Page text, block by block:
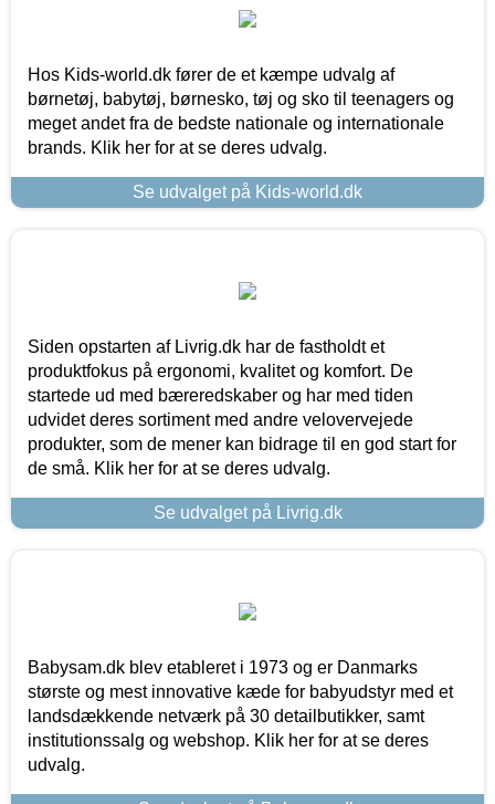
Hos Kids-world.dk fører de et kæmpe udvalg af
børnetøj, babytøj, børnesko, tøj og sko til teenagers og
meget andet fra de bedste nationale og internationale
brands. Klik her for at se deres udvalg.
Se udvalget på Kids-world.dk
Siden opstarten af Livrig.dk har de fastholdt et
produktfokus på ergonomi, kvalitet og komfort. De
startede ud med bæreredskaber og har med tiden
udvidet deres sortiment med andre velovervejede
produkter, som de mener kan bidrage til en god start for
de små. Klik her for at se deres udvalg.
Se udvalget på Livrig.dk
Babysam.dk blev etableret i 1973 og er Danmarks
største og mest innovative kæde for babyudstyr med et
landsdækkende netværk på 30 detailbutikker, samt
institutionssalg og webshop. Klik her for at se deres
udvalg.